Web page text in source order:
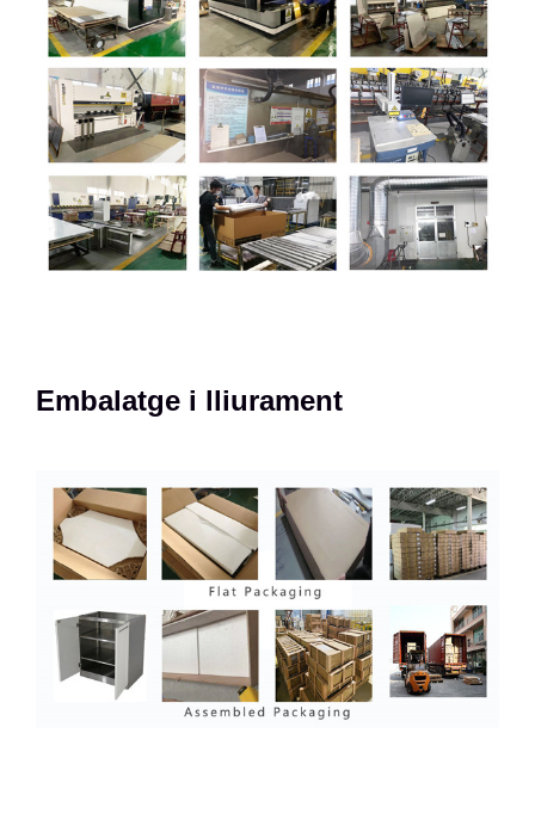
Embalatge i lliurament